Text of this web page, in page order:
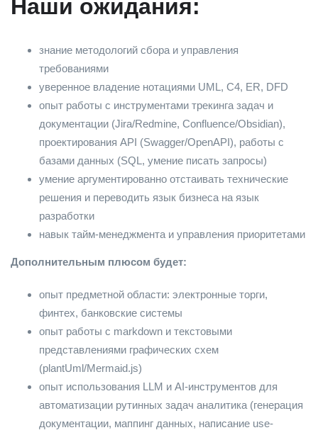
Наши ожидания:
знание методологий сбора и управления
требованиями
уверенное владение нотациями UML, C4, ER, DFD
опыт работы с инструментами трекинга задач и
документации (Jira/Redmine, Confluence/Obsidian),
проектирования API (Swagger/OpenAPI), работы с
базами данных (SQL, умение писать запросы)
умение аргументированно отстаивать технические
решения и переводить язык бизнеса на язык
разработки
навык тайм-менеджмента и управления приоритетами
Дополнительным плюсом будет:
опыт предметной области: электронные торги,
финтех, банковские системы
опыт работы с markdown и текстовыми
представлениями графических схем
(plantUml/Mermaid.js)
опыт использования LLM и AI-инструментов для
автоматизации рутинных задач аналитика (генерация
документации, маппинг данных, написание use-